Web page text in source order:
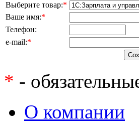
Выберите товар:*
Ваше имя:*
Телефон:
e-mail:*
* -
О компании